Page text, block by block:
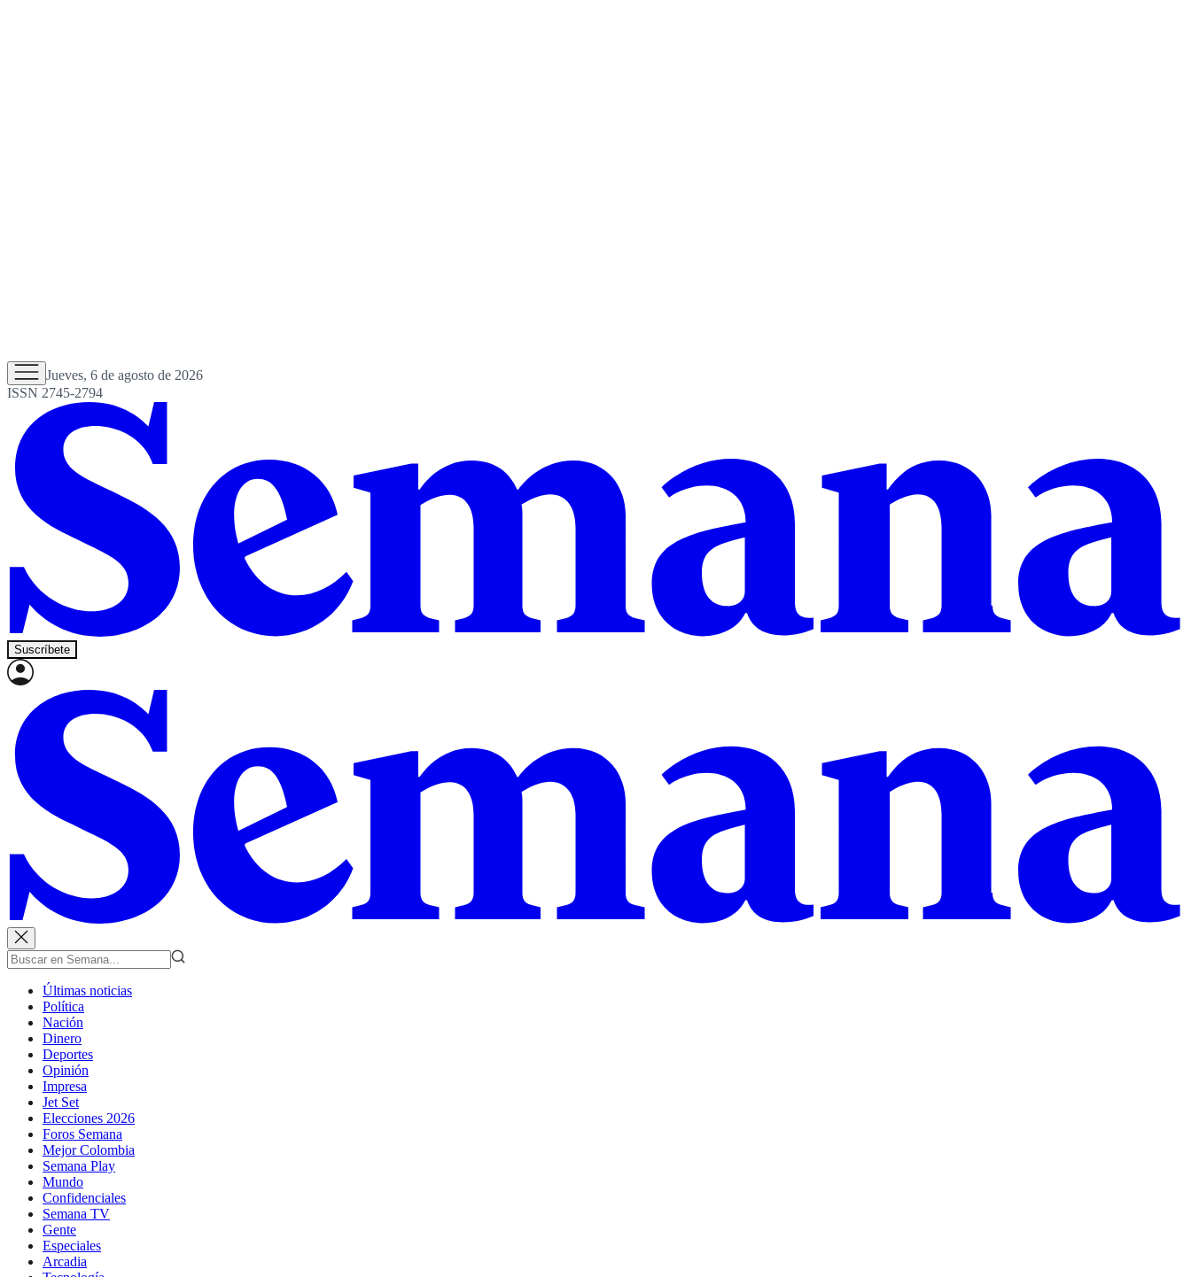
Jueves, 6 de agosto de 2026
ISSN 2745-2794
Suscríbete
Últimas noticias
Política
Nación
Dinero
Deportes
Opinión
Impresa
Jet Set
Elecciones 2026
Foros Semana
Mejor Colombia
Semana Play
Mundo
Confidenciales
Semana TV
Gente
Especiales
Arcadia